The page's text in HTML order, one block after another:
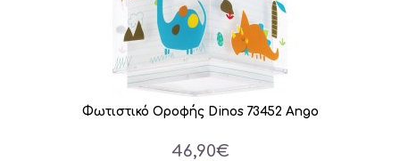
Φωτιστικό Οροφής Dinos 73452 Ango
46,90€